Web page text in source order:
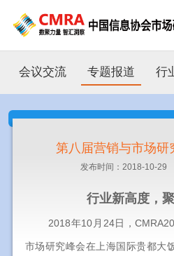
会议交流 专题报道 行
第八届营销与市场研
发布时间：2018-10-29
行业新高度，
2018年10月24日，
市场研究峰会在上海国际贵都大